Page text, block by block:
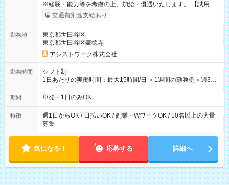
※経験・能力等を考慮の上、加給・優遇いたします。 【試用期
間】試用期間なし
交通費別途支給あり
勤務地
東京都世田谷区
東京都世田谷区豪徳寺
アシストワーク株式会社
勤務時間
シフト制
1日あたりの実働時間：最大15時間/日 ＜1週間の勤務例＞週3回
勤務 勤務：月・水・金 休み：火・木・土・日 好きな時にお仕事
可能です！ ※1日あたりの最大実働時間は日勤、夜勤共に勤務し
期間 単発・1日のみOK
特徴
週1日からOK / 日払いOK / 副業・WワークOK / 10名以上の大量
募集
気になる！ 応募する 詳細へ